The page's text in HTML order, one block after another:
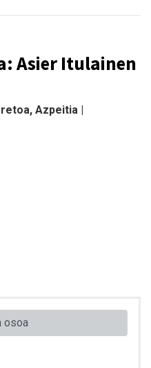
Asier Itulainen
Azpeitia |
osoa